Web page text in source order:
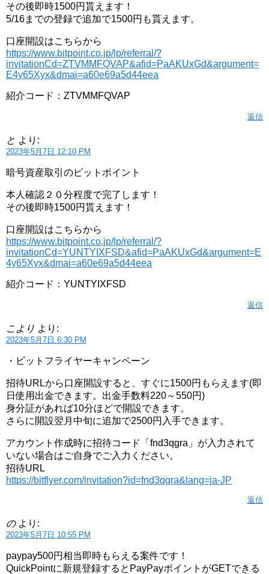
その後即時1500円貰えます！
5/16までの登録で追加で1500円も貰えます。
口座開設はこちらから
https://www.bitpoint.co.jp/lp/referral/?
invitationCd=ZTVMMFQVAP&afid=PaAKUxGd&argument=
E4y65Xyx&dmai=a60e69a5d44eea
紹介コード：ZTVMMFQVAP
返信
と より:
2023年5月7日 12:10 PM
暗号資産取引のビットポイント
本人確認２０分程度で完了します！
その後即時1500円貰えます！
口座開設はこちらから
https://www.bitpoint.co.jp/lp/referral/?
invitationCd=YUNTYIXFSD&afid=PaAKUxGd&argument=E
4y65Xyx&dmai=a60e69a5d44eea
紹介コード：YUNTYIXFSD
返信
こより より:
2023年5月7日 6:30 PM
・ビットフライヤーキャンペーン
招待URLから口座開設すると、すぐに1500円もらえます(即
日使用出金できます。出金手数料220～550円)
身分証があれば10分ほどで開設できます。
さらに開設翌月中旬に追加で2500円入手できます。
アカウント作成時に招待コード「fnd3qgra」が入力されて
いない場合はご自身でご入力ください。
招待URL
https://bitflyer.com/invitation?id=fnd3qgra&lang=ja-JP
返信
の より:
2023年5月7日 10:55 PM
paypay500円相当即時もらえる案件です！
QuickPointに新規登録するとPayPayポイントがGETできる